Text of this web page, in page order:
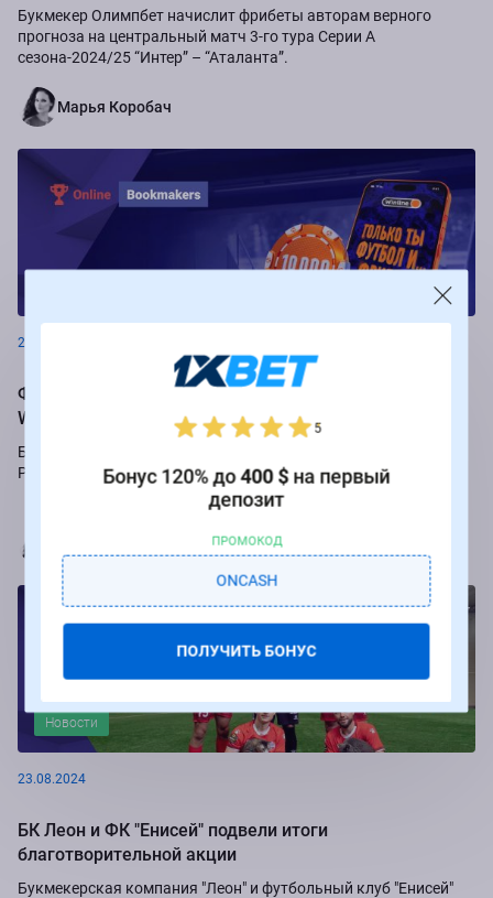
Букмекер Олимпбет начислит фрибеты авторам верного
прогноза на центральный матч 3-го тура Серии А
сезона-2024/25 “Интер” – “Аталанта”.
Марья Коробач
26.08.2024
Фрибеты до 250 000 рублей за ставки на РПЛ от БК
Winline
Букмекер Winline подарит бесплатные ставки за пари на игры
Российской Премьер-лиги.
Новости
23.08.2024
БК Леон и ФК "Енисей" подвели итоги
благотворительной акции
Букмекерская компания "Леон" и футбольный клуб "Енисей"
5
Бонус 120% до400 $на первый
депозит
ПРОМОКОД
ONCASH
ПОЛУЧИТЬ БОНУС